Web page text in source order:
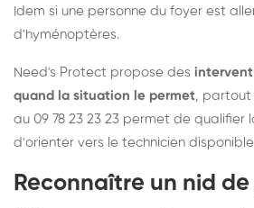
Idem si une personne du foyer est
d'hyménoptères.
Need's Protect propose des
quand la situation le permet, partout
au 09 78 23 23 23 permet de qualifier
d'orienter vers le technicien
Reconnaître un nid